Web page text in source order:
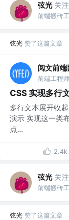
弦光 关
前端搬砖
弦光 赞了这篇文章
阅文前端
CSS 实现多行
多行文本展开收
演示 实现这一类
点...
2.4k
弦光 关
前端搬砖
弦光 赞了这篇文章